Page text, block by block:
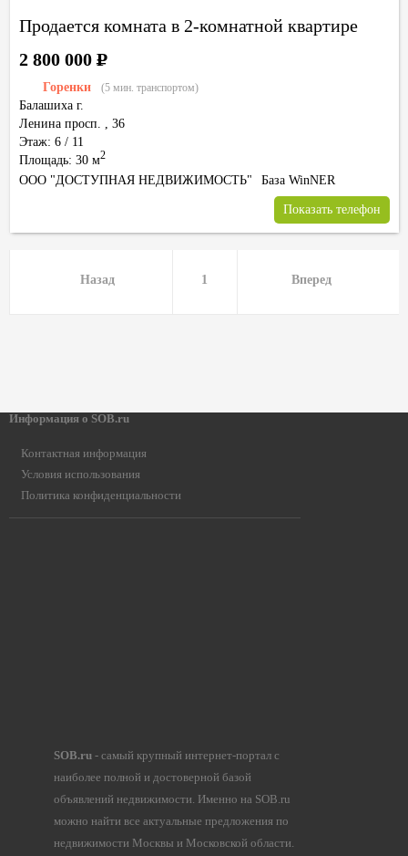
Продается комната в 2-комнатной квартире
Горенки (5 мин. транспортом)
Балашиха г.
Ленина просп. , 36
Этаж: 6 / 11
Площадь: 30 м2
2 800 000Р
ООО "ДОСТУПНАЯ НЕДВИЖИМОСТЬ" База WinNER
Показать телефон
Назад 1 Вперед
Информация о SOB.ru
Контактная информация
Условия использования
Политика конфиденциальности
SOB.ru- самый крупный интернет-портал с
наиболее полной и достоверной базой
объявлений недвижимости. Именно на SOB.ru
можно найти все актуальные предложения по
недвижимости Москвы и Московской области.